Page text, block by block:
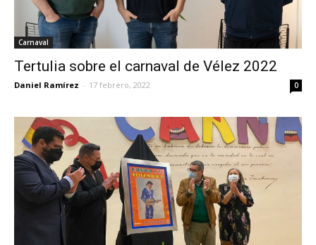
Carnaval
Tertulia sobre el carnaval de Vélez 2022
Daniel Ramírez - 17 febrero, 2022 0